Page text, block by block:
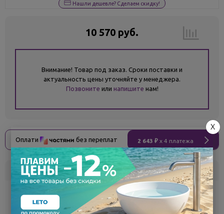
Нашли дешевле? Сделаем скидку!
10 570 руб.
Внимание! Товар под заказ. Сроки поставки и
актуальность цены уточняйте у менеджера.
Позвоните или напишите нам!
Оплати без переплат 2 643 ₽ x 4 платежа
Склад Кол-во Срок поставки
под заказ
X